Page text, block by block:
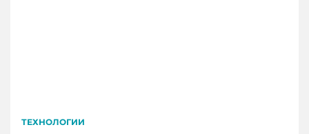
ТЕХНОЛОГИИ